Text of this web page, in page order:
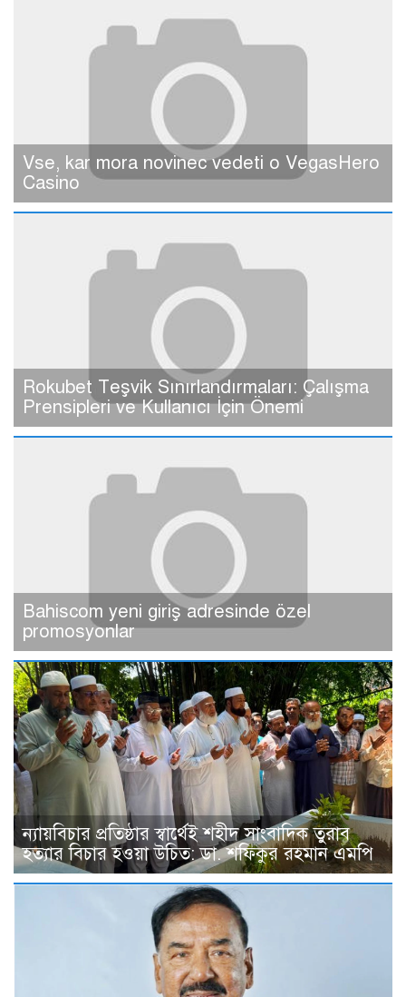
Vse, kar mora novinec vedeti o VegasHero
Casino
Rokubet Teşvik Sınırlandırmaları: Çalışma
Prensipleri ve Kullanıcı İçin Önemi
Bahiscom yeni giriş adresinde özel
promosyonlar
ন্যায়বিচার প্রতিষ্ঠার স্বার্থেই শহীদ সাংবাদিক তুরাব
হত্যার বিচার হওয়া উচিত: ডা. শফিকুর রহমান এমপি